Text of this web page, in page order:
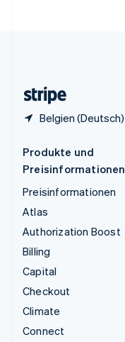
Belgien (Deutsch)
Produkte und
Preisinformationen
Preisinformationen
Atlas
Authorization Boost
Billing
Capital
Checkout
Climate
Connect